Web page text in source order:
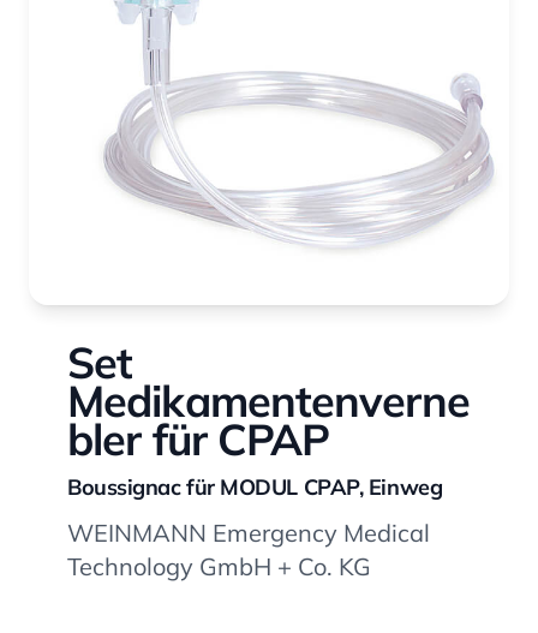
Set
Medikamentenverne
bler für CPAP
Boussignac für MODUL CPAP, Einweg
WEINMANN Emergency Medical
Technology GmbH + Co. KG